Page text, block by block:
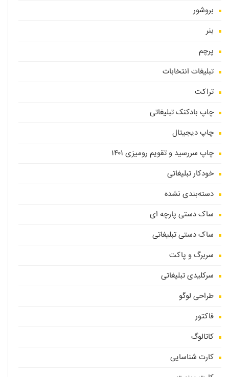
بروشور
بنر
پرچم
تبلیغات انتخابات
تراکت
چاپ بادکنک تبلیغاتی
چاپ دیجیتال
چاپ سررسید و تقویم رومیزی ۱۴۰۱
خودکار تبلیغاتی
دسته‌بندی نشده
ساک دستی پارچه ای
ساک دستی تبلیغاتی
سربرگ و پاکت
سرکلیدی تبلیغاتی
طراحی لوگو
فاکتور
کاتالوگ
کارت شناسایی